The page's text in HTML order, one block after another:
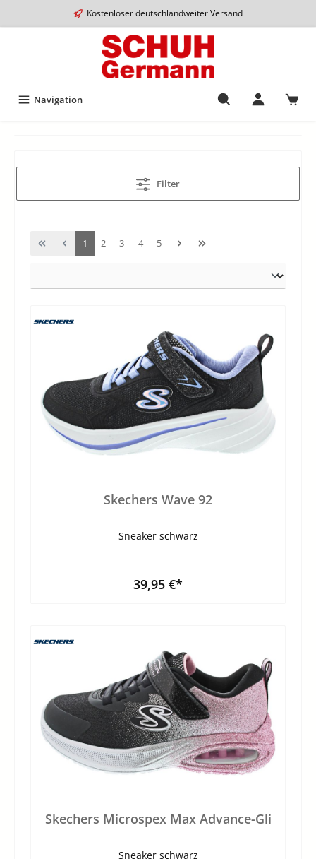
Kostenloser deutschlandweiter Versand
Navigation
Filter
1 2 3 4 5
Skechers Wave 92
Sneaker schwarz
39,95 €*
Skechers Microspex Max Advance-Gli
Sneaker schwarz